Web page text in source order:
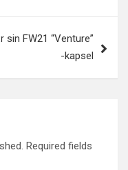
FW21 “Venture”
-kapsel
Required fields